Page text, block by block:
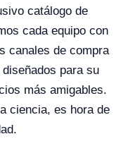
catálogo de
cada equipo con
canales de compra
para su
más amigables.
ciencia, es hora de